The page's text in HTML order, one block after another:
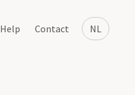
NL
Help Contact